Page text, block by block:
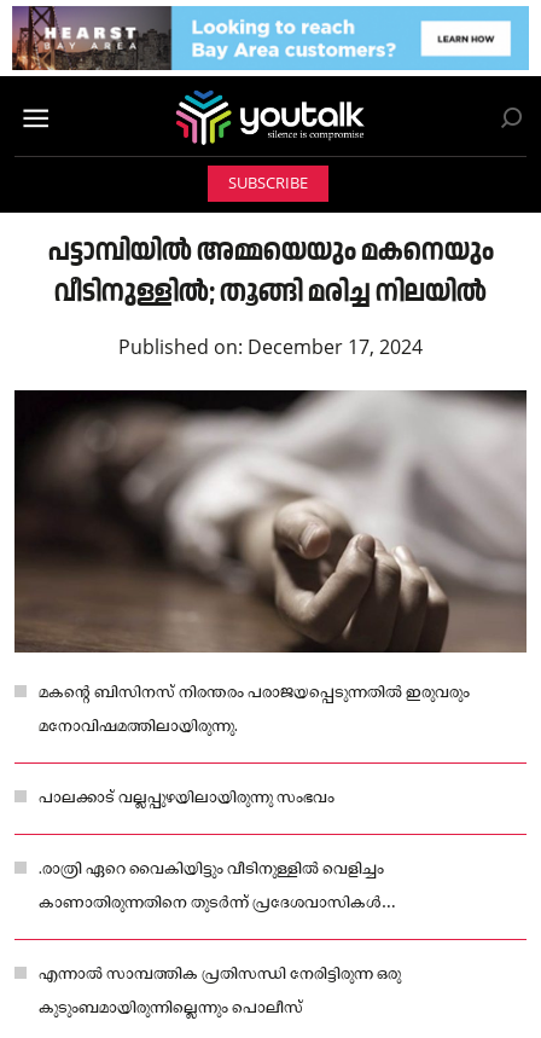
SUBSCRIBE
പട്ടാമ്പിയിൽ അമ്മയെയും മകനെയും
വീടിനുള്ളിൽ; തൂങ്ങി മരിച്ച നിലയിൽ
Published on: December 17, 2024
മകന്റെ ബിസിനസ് നിരന്തരം പരാജയപ്പെടുന്നതിൽ ഇരുവരും
മനോവിഷമത്തിലായിരുന്നു.
പാലക്കാട് വല്ലപ്പുഴയിലായിരുന്നു സംഭവം
.രാത്രി ഏറെ വൈകിയിട്ടും വീടിനുള്ളിൽ വെളിച്ചം
കാണാതിരുന്നതിനെ തുടർന്ന് പ്രദേശവാസികൾ
പരിശോധിച്ചപ്പോഴാണ് മൃതദേഹങ്ങൾ കണ്ടെത്തിയത്
എന്നാൽ സാമ്പത്തിക പ്രതിസന്ധി നേരിട്ടിരുന്ന ഒരു
കുടുംബമായിരുന്നില്ലെന്നും പൊലീസ്